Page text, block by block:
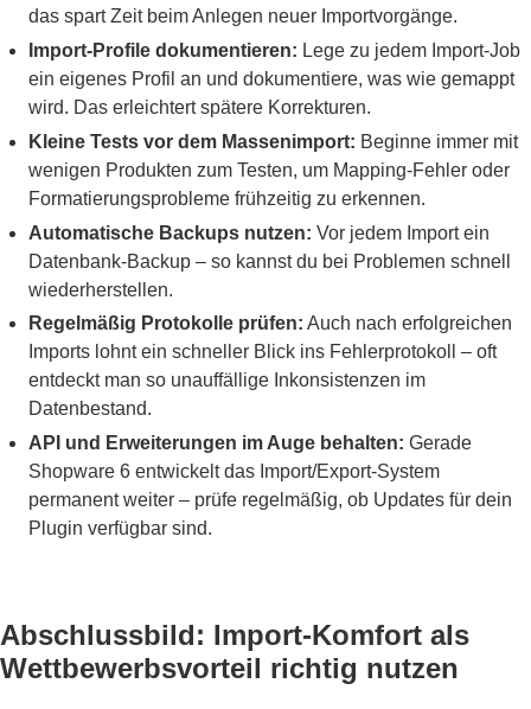
das spart Zeit beim Anlegen neuer Importvorgänge.
Import-Profile dokumentieren: Lege zu jedem Import-Job
ein eigenes Profil an und dokumentiere, was wie gemappt
wird. Das erleichtert spätere Korrekturen.
Kleine Tests vor dem Massenimport: Beginne immer mit
wenigen Produkten zum Testen, um Mapping-Fehler oder
Formatierungsprobleme frühzeitig zu erkennen.
Automatische Backups nutzen: Vor jedem Import ein
Datenbank-Backup – so kannst du bei Problemen schnell
wiederherstellen.
Regelmäßig Protokolle prüfen: Auch nach erfolgreichen
Imports lohnt ein schneller Blick ins Fehlerprotokoll – oft
entdeckt man so unauffällige Inkonsistenzen im
Datenbestand.
API und Erweiterungen im Auge behalten: Gerade
Shopware 6 entwickelt das Import/Export-System
permanent weiter – prüfe regelmäßig, ob Updates für dein
Plugin verfügbar sind.
Abschlussbild: Import-Komfort als
Wettbewerbsvorteil richtig nutzen